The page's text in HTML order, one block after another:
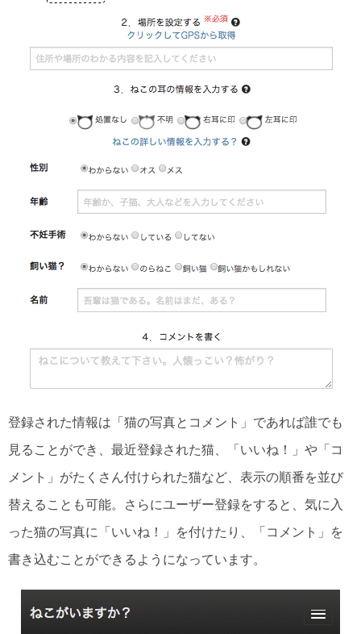
登録された情報は「猫の写真とコメント」であれば誰でも
見ることができ、最近登録された猫、「いいね！」や「コ
メント」がたくさん付けられた猫など、表示の順番を並び
替えることも可能。さらにユーザー登録をすると、気に入
った猫の写真に「いいね！」を付けたり、「コメント」を
書き込むことができるようになっています。